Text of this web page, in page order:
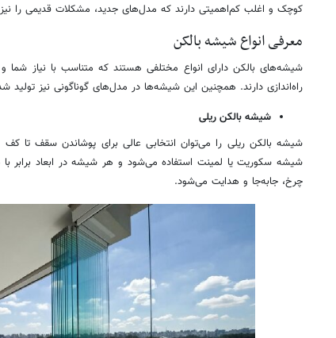
کوچک و اغلب کم‌اهمیتی دارند که مدل‌های جدید، مشکلات قدیمی را نیز
معرفی انواع شیشه بالکن
شیشه‌های بالکن دارای انواع مختلفی هستند که متناسب با نیاز
راه‌اندازی دارند. همچنین این شیشه‌ها در مدل‌های گوناگونی نیز تولید
شیشه‌ بالکن ریلی
شیشه‌ بالکن ریلی را می‌توان انتخابی عالی برای پوشاندن سقف تا
شیشه سکوریت یا لمینت استفاده می‌شود و هر شیشه در ابعاد برابر
چرخ، جابه‌جا و هدایت می‌شود.